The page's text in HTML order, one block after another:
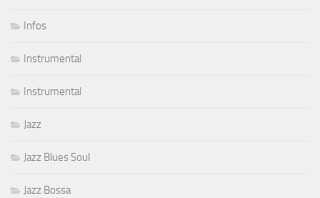
Infos
Instrumental
Instrumental
Jazz
Jazz Blues Soul
Jazz Bossa